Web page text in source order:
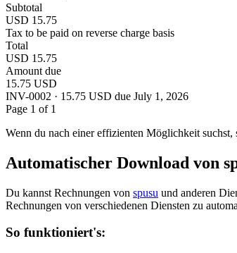
Subtotal
USD 15.75
Tax to be paid on reverse charge basis
Total
USD 15.75
Amount due
15.75 USD
INV-0002 · 15.75 USD due July 1, 2026
Page 1 of 1
Wenn du nach einer effizienten Möglichkeit
Automatischer Download von
Du kannst Rechnungen von spusu und anderen
Rechnungen von verschiedenen Diensten zu
So funktioniert's: